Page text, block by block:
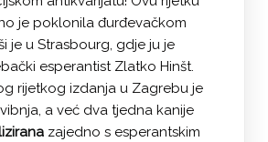
je poklonila đurđevačkom
je u Strasbourg, gdje ju je
esperantist Zlatko Hinšt.
rijetkog izdanja u Zagrebu je
a već dva tjedna kanije
zajedno s esperantskim